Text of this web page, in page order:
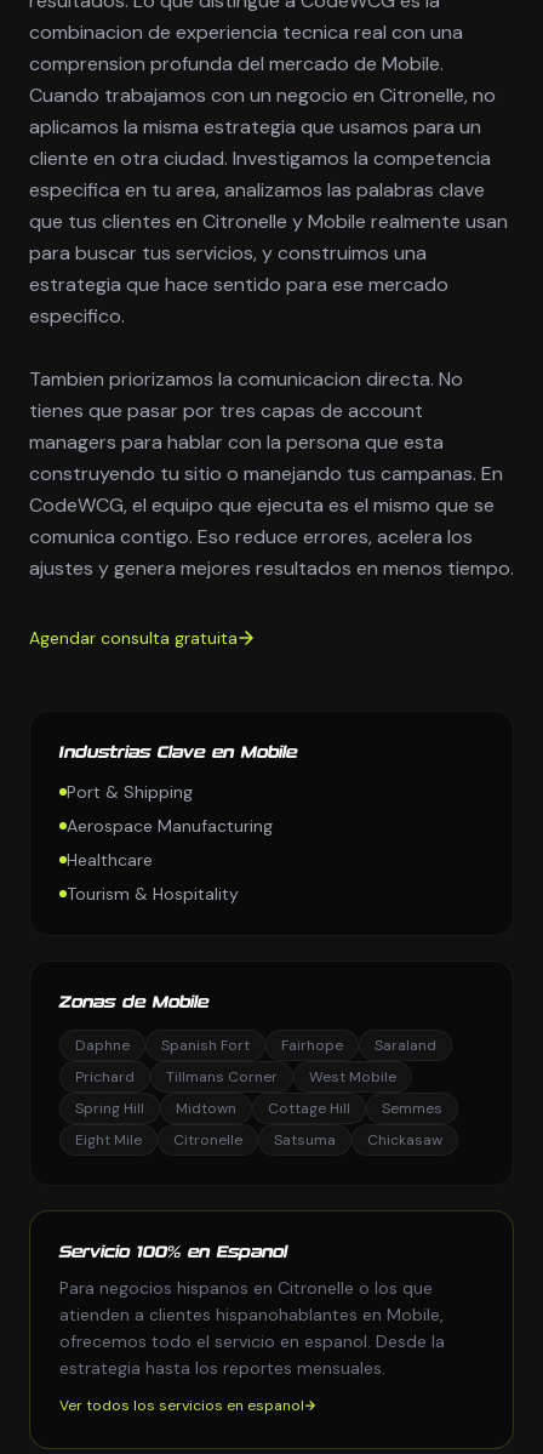
combinacion de experiencia tecnica real con una
comprension profunda del mercado de Mobile.
Cuando trabajamos con un negocio en Citronelle, no
aplicamos la misma estrategia que usamos para un
cliente en otra ciudad. Investigamos la competencia
especifica en tu area, analizamos las palabras clave
que tus clientes en Citronelle y Mobile realmente usan
para buscar tus servicios, y construimos una
estrategia que hace sentido para ese mercado
especifico.
Tambien priorizamos la comunicacion directa. No
tienes que pasar por tres capas de account
managers para hablar con la persona que esta
construyendo tu sitio o manejando tus campanas. En
CodeWCG, el equipo que ejecuta es el mismo que se
comunica contigo. Eso reduce errores, acelera los
ajustes y genera mejores resultados en menos tiempo.
Agendar consulta gratuita
Industrias Clave en Mobile
Port & Shipping
Aerospace Manufacturing
Healthcare
Tourism & Hospitality
Zonas de Mobile
Daphne Spanish Fort Fairhope
Saraland
Prichard
Tillmans Corner
West Mobile
Spring Hill
Midtown Cottage Hill
Semmes
Eight Mile
Citronelle Satsuma Chickasaw
Servicio 100% en Espanol
Para negocios hispanos en Citronelle o los que
atienden a clientes hispanohablantes en Mobile,
ofrecemos todo el servicio en espanol. Desde la
estrategia hasta los reportes mensuales.
Ver todos los servicios en espanol